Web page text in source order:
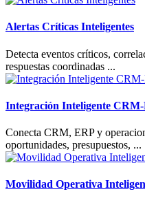
Alertas Críticas Inteligentes
Detecta eventos críticos,
respuestas coordinadas ...
Integración Inteligente CRM-
Conecta CRM, ERP y
oportunidades, presupuestos, ...
Movilidad Operativa